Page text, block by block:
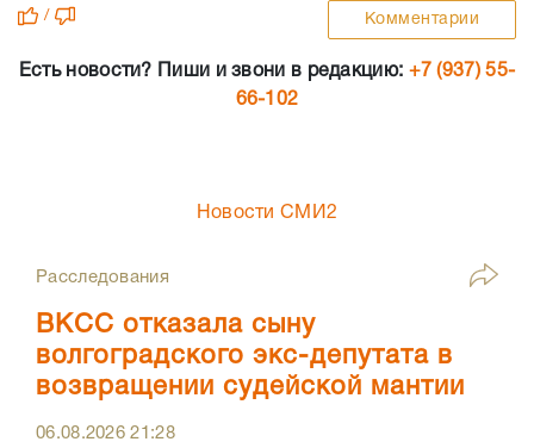
/ Комментарии
Есть новости? Пиши и звони в редакцию: +7 (937) 55-
66-102
Новости СМИ2
Расследования
ВКСС отказала сыну
волгоградского экс-депутата в
возвращении судейской мантии
06.08.202621:28